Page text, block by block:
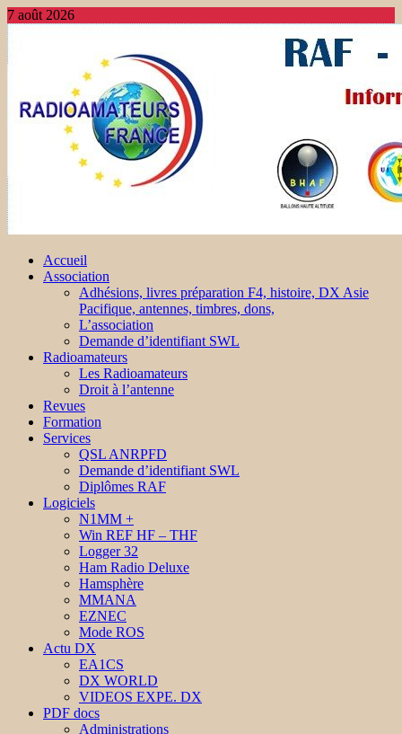
7 août 2026
Accueil
Association
Adhésions, livres préparation F4, histoire, DX Asie
Pacifique, antennes, timbres, dons,
L’association
Demande d’identifiant SWL
Radioamateurs
Les Radioamateurs
Droit à l’antenne
Revues
Formation
Services
QSL ANRPFD
Demande d’identifiant SWL
Diplômes RAF
Logiciels
N1MM +
Win REF HF – THF
Logger 32
Ham Radio Deluxe
Hamsphère
MMANA
EZNEC
Mode ROS
Actu DX
EA1CS
DX WORLD
VIDEOS EXPE. DX
PDF docs
Administrations